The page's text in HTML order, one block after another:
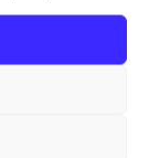
(10)